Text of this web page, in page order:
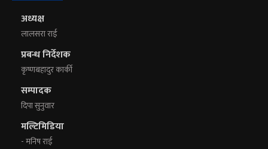
अध्यक्ष
लालसरा राई
प्रबन्ध निर्देशक
कृष्णबहादुर कार्की
सम्पादक
दिपा सुनुवार
मल्टिमिडिया
- मनिष राई